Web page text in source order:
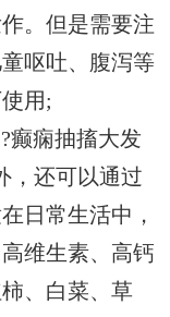
。但是需要注
呕吐、腹泻等
用;
癫痫抽搐大发
，还可以通过
日常生活中，
维生素、高钙
、白菜、草